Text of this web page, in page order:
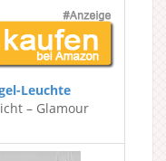
Leuchte
– Glamour